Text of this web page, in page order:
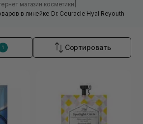
магазин косметики
в линейке Dr. Ceuracle Hyal Reyouth
1 Сортировать